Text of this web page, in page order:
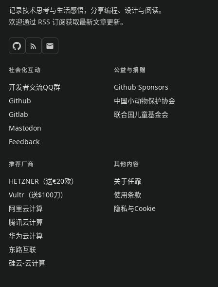
记录技术思考与生活感悟，分享编程、设计与阅读。
欢迎通过 RSS 订阅获取最新文章更新。
社会化互动
开发者交流QQ群
Github
Gitlab
Mastodon
Feedback
公益与捐赠
Github Sponsors
中国小动物保护协会
联合国儿童基金会
推荐厂商
HETZNER（送€20欧）
Vultr（送$100刀）
阿里云计算
腾讯云计算
华为云计算
东路互联
硅云-云计算
其他内容
关于任霏
使用条款
隐私与Cookie